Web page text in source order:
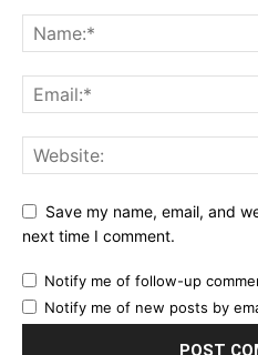
Save my name, email, and
next time I comment.
Notify me of follow-up
Notify me of new posts by